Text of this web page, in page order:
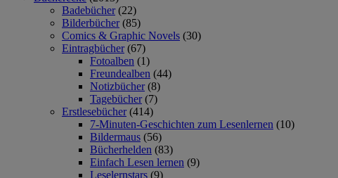
Badebücher (22)
Bilderbücher (85)
Comics & Graphic Novels (30)
Eintragbücher (67)
Fotoalben (1)
Freundealben (44)
Notizbücher (8)
Tagebücher (7)
Erstlesebücher (414)
7-Minuten-Geschichten zum Lesenlernen (10)
Bildermaus (56)
Bücherhelden (83)
Einfach Lesen lernen (9)
Leselernstars (9)